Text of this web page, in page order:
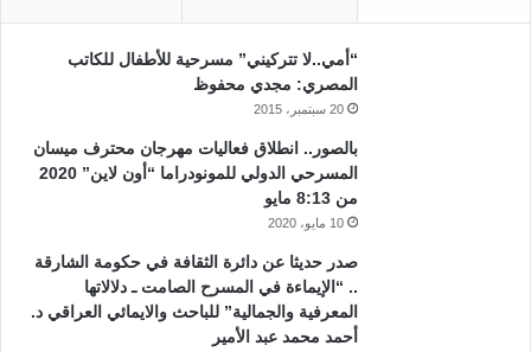
“أمي..لا تتركيني” مسرحية للأطفال للكاتب
المصري: مجدي محفوظ
20 سبتمبر، 2015
بالصور.. انطلاق فعاليات مهرجان محترف ميسان
المسرحي الدولي للمونودراما “أون لاين” 2020
من 8:13 مايو
10 مايو، 2020
صدر حديثا عن دائرة الثقافة في حكومة الشارقة
.. “الإيماءة في المسرح الصامت ـ دلالاتها
المعرفية والجمالية” للباحث والايمائي العراقي د.
أحمد محمد عبد الأمير